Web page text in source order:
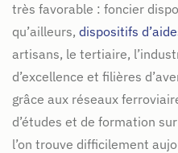
très favorable : foncier
qu’ailleurs, dispositifs
artisans, le tertiaire,
d’excellence et filières
grâce aux réseaux
d’études et de formation
l’on trouve difficilement